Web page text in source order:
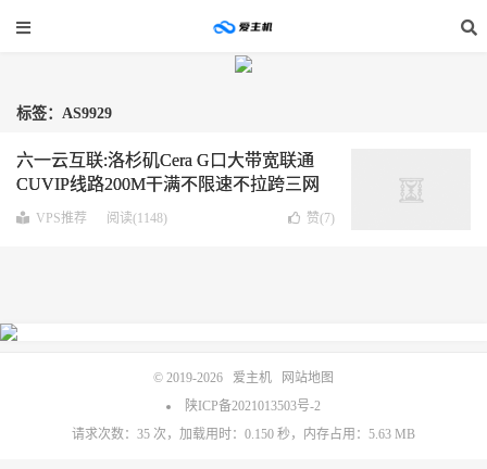
标签：AS9929
六一云互联:洛杉矶Cera G口大带宽联通
CUVIP线路200M干满不限速不拉跨三网
AS4837
VPS推荐 阅读(1148) 赞(7)
© 2019-2026 爱主机
网站地图
陕ICP备2021013503号-2
请求次数：35 次，加载用时：0.150 秒，内存占用：5.63 MB